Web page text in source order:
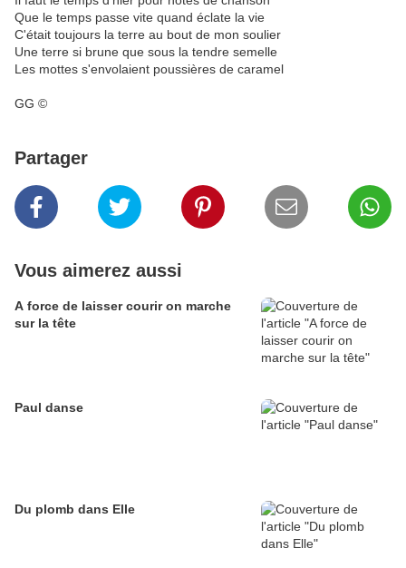
Que le temps passe vite quand éclate la vie
C'était toujours la terre au bout de mon soulier
Une terre si brune que sous la tendre semelle
Les mottes s'envolaient poussières de caramel
GG ©
Partager
Vous aimerez aussi
A force de laisser courir on marche
sur la tête
Paul danse
Du plomb dans Elle